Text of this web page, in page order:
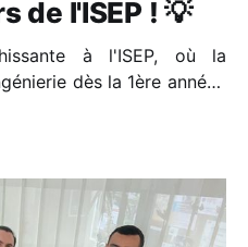
de l'ISEP ! 💡
à l'ISEP, où la
dès la 1ère année !
d’Emmanuelle